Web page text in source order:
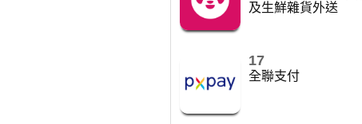
及生鮮雜貨外送
17
全聯支付